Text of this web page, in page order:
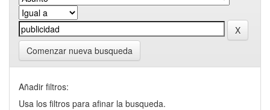
Comenzar nueva busqueda
Añadir filtros:
Usa los filtros para afinar la busqueda.